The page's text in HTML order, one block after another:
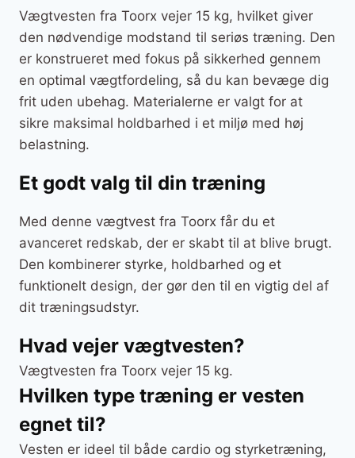
Vægtvesten fra Toorx vejer 15 kg, hvilket giver
den nødvendige modstand til seriøs træning. Den
er konstrueret med fokus på sikkerhed gennem
en optimal vægtfordeling, så du kan bevæge dig
frit uden ubehag. Materialerne er valgt for at
sikre maksimal holdbarhed i et miljø med høj
belastning.
Et godt valg til din træning
Med denne vægtvest fra Toorx får du et
avanceret redskab, der er skabt til at blive brugt.
Den kombinerer styrke, holdbarhed og et
funktionelt design, der gør den til en vigtig del af
dit træningsudstyr.
Hvad vejer vægtvesten?
Vægtvesten fra Toorx vejer 15 kg.
Hvilken type træning er vesten
egnet til?
Vesten er ideel til både cardio og styrketræning,